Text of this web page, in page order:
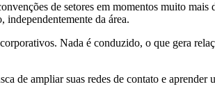
de setores em momentos muito mais
independentemente da área.
Nada é conduzido, o que gera
de ampliar suas redes de contato e aprender